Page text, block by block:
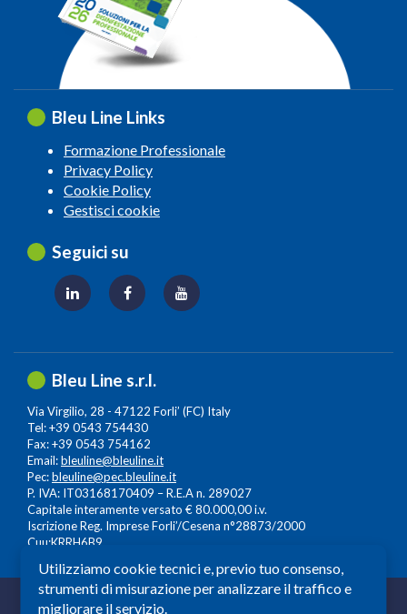
Bleu Line Links
Formazione Professionale
Privacy Policy
Cookie Policy
Gestisci cookie
Seguici su
Bleu Line s.r.l.
Via Virgilio, 28 - 47122 Forli’ (FC) Italy
Tel: +39 0543 754430
Fax: +39 0543 754162
Email:bleuline@bleuline.it
Pec:bleuline@pec.bleuline.it
P. IVA: IT03168170409 – R.E.A n. 289027
Capitale interamente versato € 80.000,00 i.v.
Iscrizione Reg. Imprese Forli’/Cesena n°28873/2000
Cuu:KRRH6B9
© 2026 Copyright: Bleuline s.r.l. - All Rights Reserved
Utilizziamo cookie tecnici e, previo tuo consenso,
strumenti di misurazione per analizzare il traffico e
migliorare il servizio.